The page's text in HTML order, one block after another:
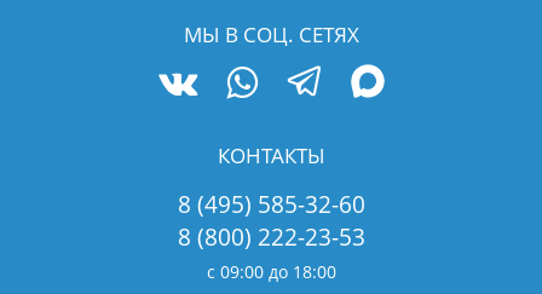
МЫ В СОЦ. СЕТЯХ
КОНТАКТЫ
8 (495) 585-32-60
8 (800) 222-23-53
с 09:00 до 18:00